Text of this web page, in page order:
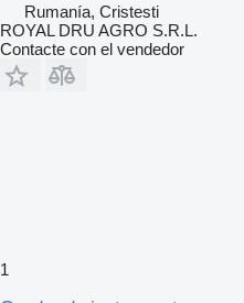
Rumanía, Cristesti
ROYAL DRU AGRO S.R.L.
Contacte con el vendedor
1